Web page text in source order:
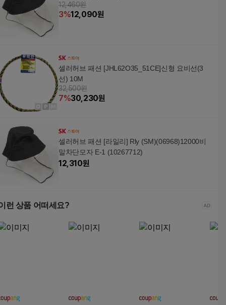
12,460원
3%12,090원
셀러허브 패션 [JHL62O35_51CE]신형 요비선(3
선) 10M
32,500원
7%30,230원
셀러허브 패션 [라일리] Rly (SM)(06968)12000비
말차단모자 E-1 (10267712)
12,310원
런 상품 어떠세요?